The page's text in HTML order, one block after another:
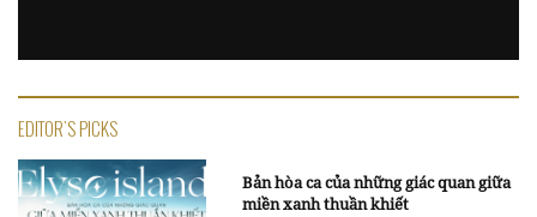
EDITOR'S PICKS
Bản hòa ca của những giác quan giữa
miền xanh thuần khiết